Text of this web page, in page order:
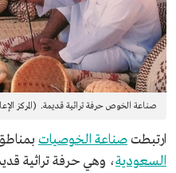
صناعة الخوص حرفة تراثية قديمة. (المركز
ارتبطتصناعة الخوصيات
السعودية، وهي حرفة تراثية